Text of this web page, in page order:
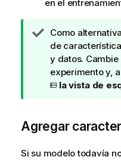
en el
N
o
t
a
d
u
e
Como
de
y datos. Cambie
experimento y,
la vista de
Agregar
Si su modelo todavía